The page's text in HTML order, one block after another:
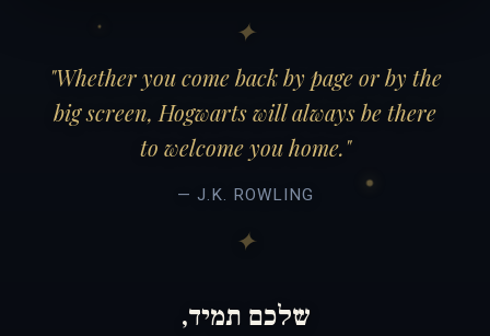
"Whether you come back by page or by the
big screen, Hogwarts will always be there
to welcome you home."
— J.K. ROWLING
שלכם תמיד,